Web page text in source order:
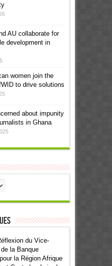
AU collaborate for
development in
women join the
to drive solutions
about impunity
in Ghana
du Vice-
la Banque
la Région Afrique